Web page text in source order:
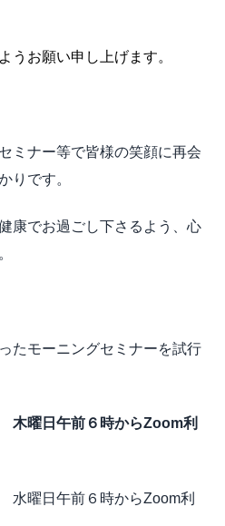
うお願い申し上げます。
ミナー等で皆様の笑顔に再会
りです。
康でお過ごし下さるよう、心
たモーニングセミナーを試行
日午前６時からZoom利
曜日午前６時からZoom利